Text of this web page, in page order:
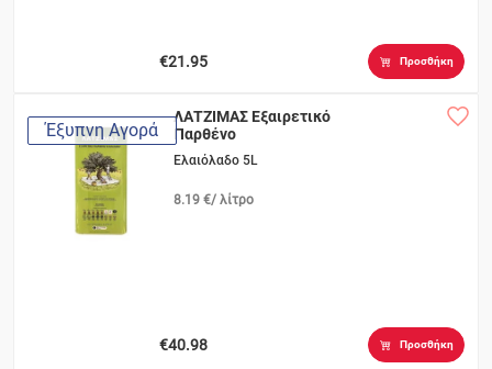
€21.95 Προσθήκη
Έξυπνη Αγορά
ΛΑΤΖΙΜΑΣ Εξαιρετικό
Παρθένο
Ελαιόλαδο 5L
8.19 €/ λίτρο
€40.98 Προσθήκη